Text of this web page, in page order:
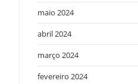
maio 2024
abril 2024
março 2024
fevereiro 2024